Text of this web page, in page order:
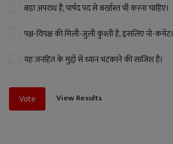
बड़ा अपराध है, पार्षद पद से बर्खास्त भी करना चाहिए।
पक्ष-विपक्ष की मिली-जुली कुश्ती है, इसलिए नो-कमेंट।
यह जनहित के मुद्दों से ध्यान भटकाने की साजिश है।
Vote View Results